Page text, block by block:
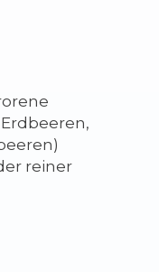
reiner